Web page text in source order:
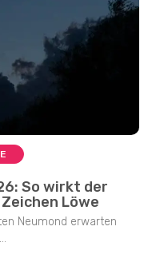
So wirkt der
Löwe
Neumond erwarten